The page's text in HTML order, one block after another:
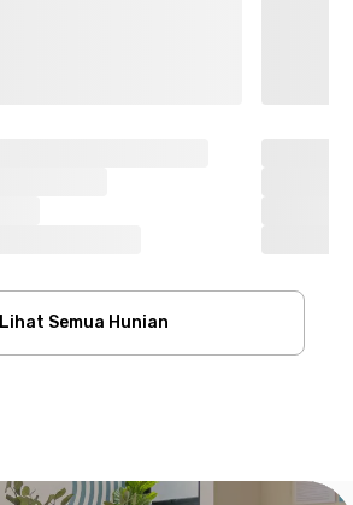
Lihat Semua Hunian